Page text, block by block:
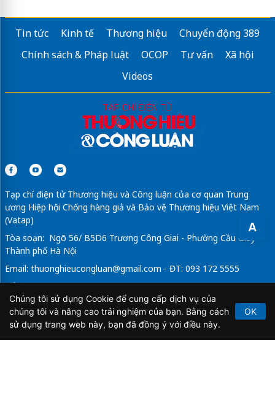
A
Tin tức Kinh tế Thương hiệu
Chuyển động 389
Chính sách & Pháp luật
OCOP Tư vấn
Xã hội
Videos
Tạp chí điện tử Thương hiệu và Công luận của cơ quan Trung
ương Hiệp hội Chống hàng giả và Bảo vệ Thương hiệu Việt Nam
(Vatap)
Tòa soạn: Ngõ 56/ B5D6 Trương Công Giai - Phường Cầu Giấy -
Thành phố Hà Nội
Email: thuonghieucongluan@gmail.com - ĐT: 093 172 5555
Tổng Biên Tập: Vũ Đức Thuận
Giấy phép hoạt động báo chí điện tử số 64/GP-BTTTT do Bộ
Thông tin và Truyền thông cấp ngày 21/2/2020.
Chúng tôi sử dụng Cookie để cung cấp dịch vụ của
chúng tôi và nâng cao trải nghiệm của bạn. Bằng cách
sử dụng trang web này, bạn đã đồng ý với điều này.
OK